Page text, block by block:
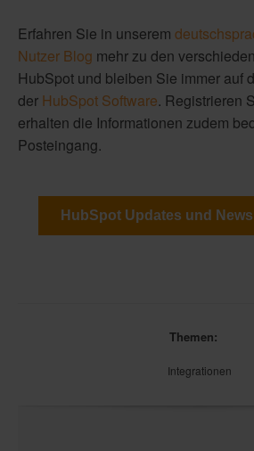
Erfahren Sie in unserem
Nutzer Blog mehr zu den
HubSpot und bleiben Sie immer auf
der HubSpot Software. Registrieren
erhalten die Informationen zudem
Posteingang.
HubSpot Updates und
Themen:
Integrationen